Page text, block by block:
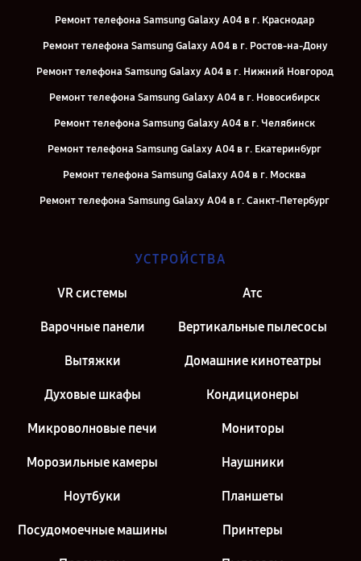
Ремонт телефона Samsung Galaxy A04 в г. Краснодар
Ремонт телефона Samsung Galaxy A04 в г. Ростов-на-Дону
Ремонт телефона Samsung Galaxy A04 в г. Нижний Новгород
Ремонт телефона Samsung Galaxy A04 в г. Новосибирск
Ремонт телефона Samsung Galaxy A04 в г. Челябинск
Ремонт телефона Samsung Galaxy A04 в г. Екатеринбург
Ремонт телефона Samsung Galaxy A04 в г. Москва
Ремонт телефона Samsung Galaxy A04 в г. Санкт-Петербург
УСТРОЙСТВА
VR системы Атс
Варочные панели Вертикальные пылесосы
Вытяжки Домашние кинотеатры
Духовые шкафы Кондиционеры
Микроволновые печи Мониторы
Морозильные камеры Наушники
Ноутбуки Планшеты
Посудомоечные машины Принтеры